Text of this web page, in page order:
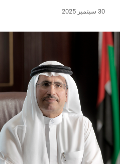
30 سبتمبر 2025